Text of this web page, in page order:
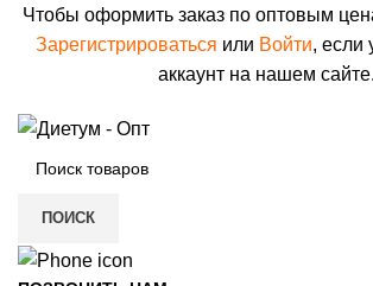
Чтобы оформить заказ по оптовым
Зарегистрироваться или Войти, если
аккаунт на нашем сайте.
ПОИСК